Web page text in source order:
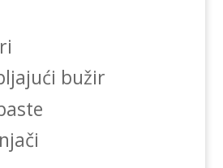
bužir